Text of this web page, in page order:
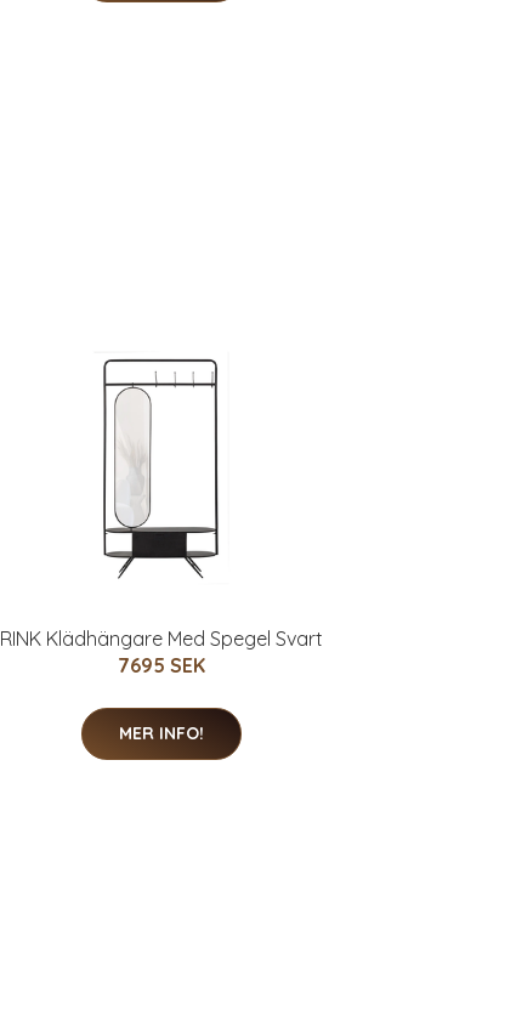
RINK Klädhängare Med Spegel Svart
7695 SEK
MER INFO!